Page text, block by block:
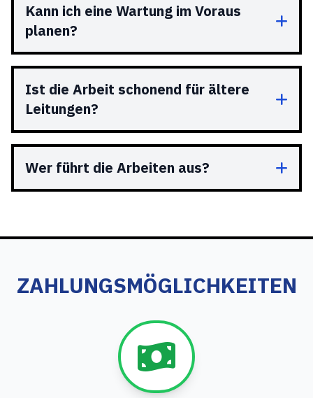
Kann ich eine Wartung im Voraus
planen?
Ist die Arbeit schonend für ältere
Leitungen?
Wer führt die Arbeiten aus?
ZAHLUNGSMÖGLICHKEITEN